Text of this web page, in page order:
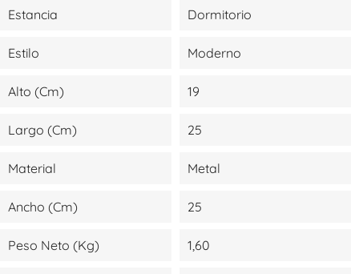
Estancia Dormitorio
Estilo Moderno
Alto (cm) 19
Largo (cm) 25
Material Metal
Ancho (cm) 25
Peso Neto (kg) 1,60